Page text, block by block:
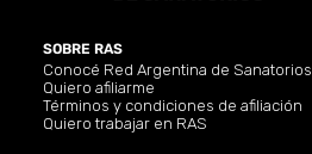
SOBRE RAS
Conocé Red Argentina de Sanatorios
Quiero afiliarme
Términos y condiciones de afiliación
Quiero trabajar en RAS